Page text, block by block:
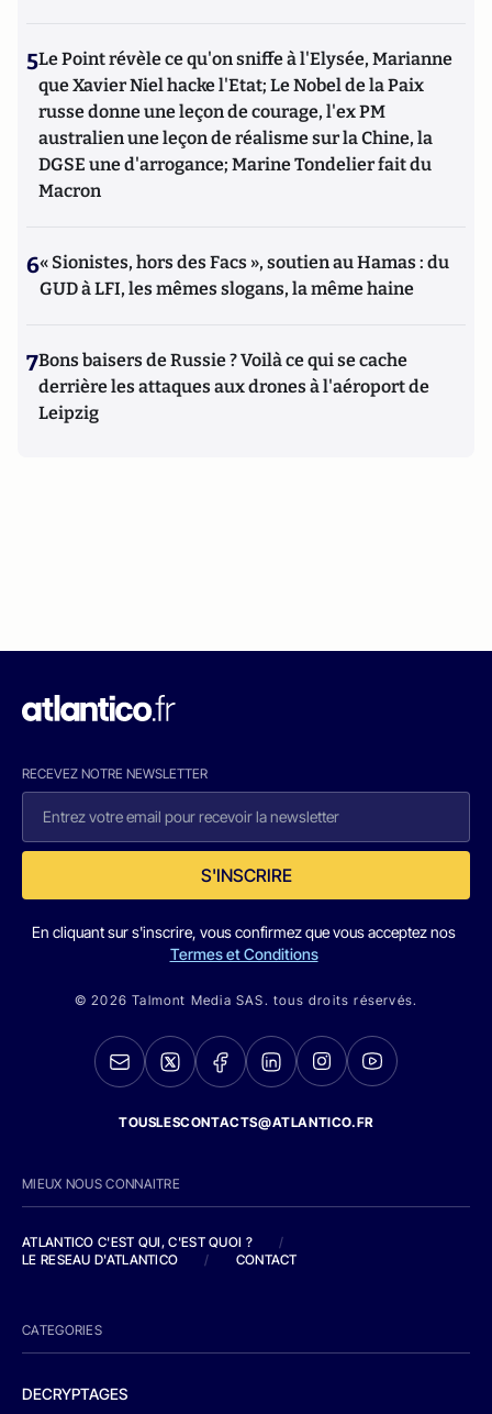
5Le Point révèle ce qu'on sniffe à l'Elysée, Marianne
que Xavier Niel hacke l'Etat; Le Nobel de la Paix
russe donne une leçon de courage, l'ex PM
australien une leçon de réalisme sur la Chine, la
DGSE une d'arrogance; Marine Tondelier fait du
Macron
6« Sionistes, hors des Facs », soutien au Hamas : du
GUD à LFI, les mêmes slogans, la même haine
7Bons baisers de Russie ? Voilà ce qui se cache
derrière les attaques aux drones à l'aéroport de
Leipzig
RECEVEZ NOTRE NEWSLETTER
S'INSCRIRE
En cliquant sur s'inscrire, vous confirmez que vous acceptez nos
Termes et Conditions
© 2026 Talmont Media SAS. tous droits réservés.
TOUSLESCONTACTS@ATLANTICO.FR
MIEUX NOUS CONNAITRE
ATLANTICO C'EST QUI, C'EST QUOI ?
/
LE RESEAU D'ATLANTICO
/ CONTACT
CATEGORIES
DECRYPTAGES